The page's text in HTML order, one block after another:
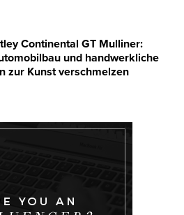
Continental GT Mulliner:
und handwerkliche
zur Kunst verschmelzen